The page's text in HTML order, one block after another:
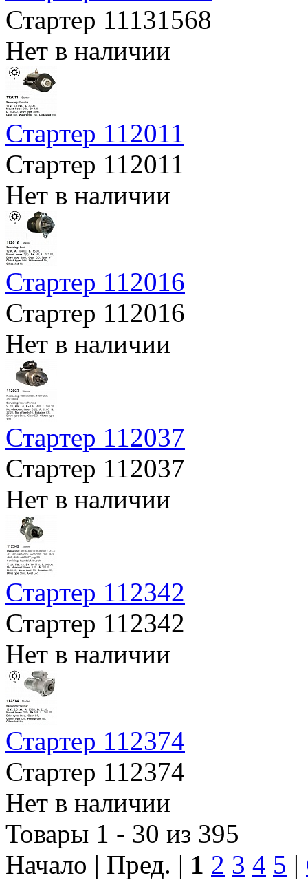
Стартер 11131568
Нет в наличии
Стартер 112011
Стартер 112011
Нет в наличии
Стартер 112016
Стартер 112016
Нет в наличии
Стартер 112037
Стартер 112037
Нет в наличии
Стартер 112342
Стартер 112342
Нет в наличии
Стартер 112374
Стартер 112374
Нет в наличии
Товары 1 - 30 из 395
Начало | Пред. | 1 2 3 4 5 |